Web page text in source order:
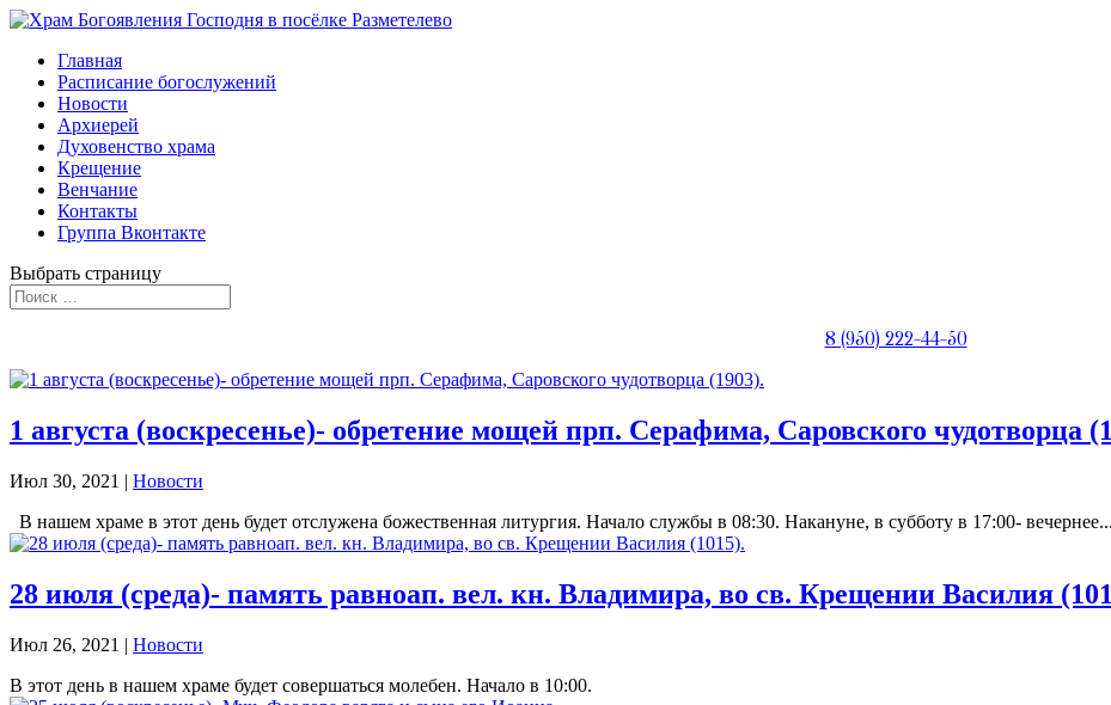
Главная
Расписание богослужений
Новости
Архиерей
Духовенство храма
Крещение
Венчание
Контакты
Группа Вконтакте
Выбрать страницу
8 (950) 222-44-50
1 августа (воскресенье)- обретение мощей прп. Серафима, Саровского чудотворца
Июл 30, 2021 | Новости
В нашем храме в этот день будет отслужена божественная литургия. Начало службы в 08:30. Накануне, в субботу в 17:00- вечернее...
28 июля (среда)- память равноап. вел. кн. Владимира, во св. Крещении Василия
Июл 26, 2021 | Новости
В этот день в нашем храме будет совершаться молебен. Начало в 10:00.